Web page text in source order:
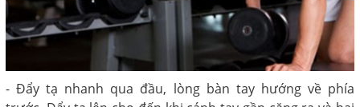
- Đẩy tạ nhanh qua đầu, lòng bàn tay hướng về phía